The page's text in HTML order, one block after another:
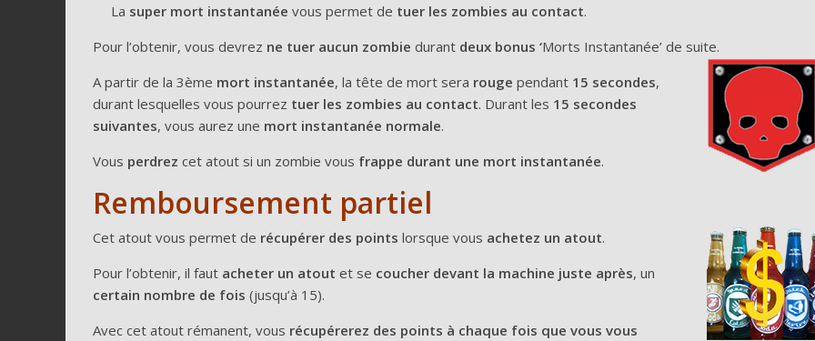
La super mort instantanée vous permet de tuer les zombies au contact.
Pour l’obtenir, vous devrez ne tuer aucun zombie durant deux bonus ‘Morts Instantanée’ de suite.
A partir de la 3ème mort instantanée, la tête de mort sera rouge pendant 15 secondes,
durant lesquelles vous pourrez tuer les zombies au contact. Durant les 15 secondes
suivantes, vous aurez une mort instantanée normale.
Vous perdrez cet atout si un zombie vous frappe durant une mort instantanée.
Remboursement partiel
Cet atout vous permet de récupérer des points lorsque vous achetez un atout.
Pour l’obtenir, il faut acheter un atout et se coucher devant la machine juste après, un
certain nombre de fois (jusqu’à 15).
Avec cet atout rémanent, vous récupérerez des points à chaque fois que vous vous